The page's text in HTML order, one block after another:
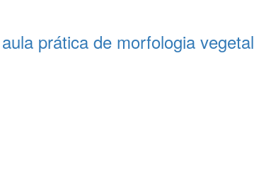
prática de morfologia vegetal